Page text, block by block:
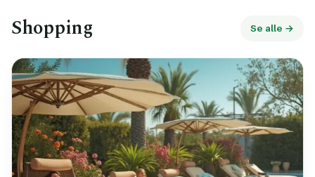
Shopping Se alle →